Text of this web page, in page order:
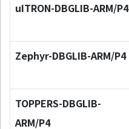
uITRON-DBGLIB-ARM/P4
Zephyr-DBGLIB-ARM/P4
TOPPERS-DBGLIB-
ARM/P4